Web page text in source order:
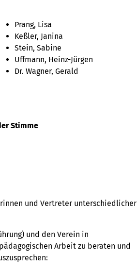
Prang, Lisa
Keßler, Janina
Stein, Sabine
Uffmann, Heinz-Jürgen
Dr. Wagner, Gerald
Stimme
und Vertreter unterschiedlicher
und den Verein in
Arbeit zu beraten und